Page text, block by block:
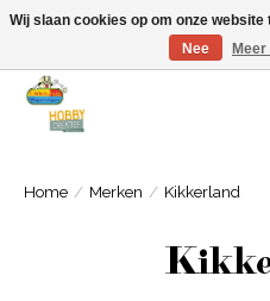
Welkom bij Cadeauhuis Wageningen
Home / Merken / Kikkerland
Wij slaan cookies op om onze
Nee